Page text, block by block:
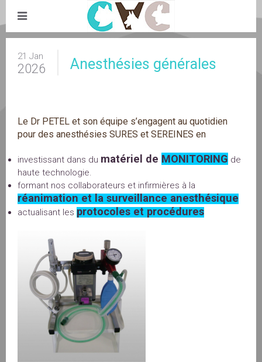
21 Jan
2026 Anesthésies générales
Le Dr PETEL et son équipe s’engagent au quotidien
pour des anesthésies SURES et SEREINES en
investissant dans du matériel de MONITORING de
haute technologie.
formant nos collaborateurs et infirmières à la
réanimation et la surveillance anesthésique
actualisant les protocoles et procédures